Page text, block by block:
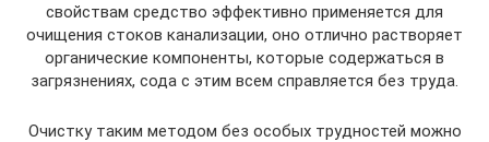
свойствам средство эффективно применяется для
очищения стоков канализации, оно отлично растворяет
органические компоненты, которые содержаться в
загрязнениях, сода с этим всем справляется без труда.
Очистку таким методом без особых трудностей можно